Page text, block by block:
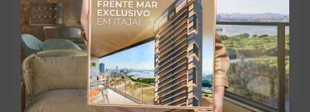
Solarium